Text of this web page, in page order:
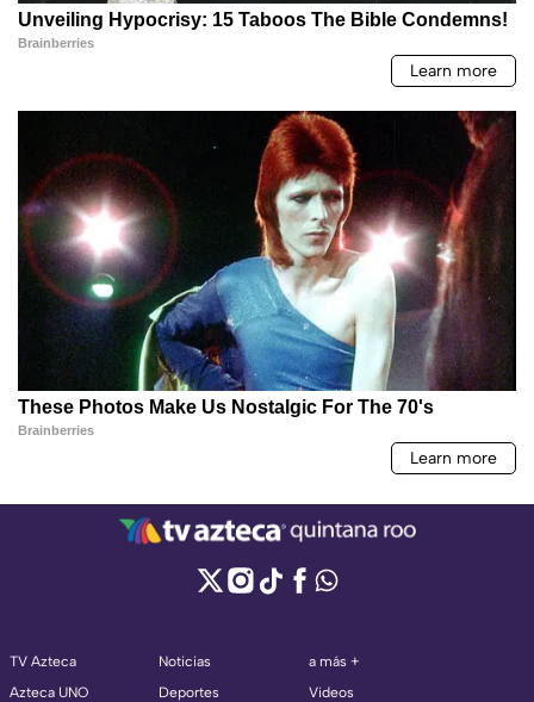
TV Azteca
Azteca UNO
Noticias
Deportes
a más +
Videos